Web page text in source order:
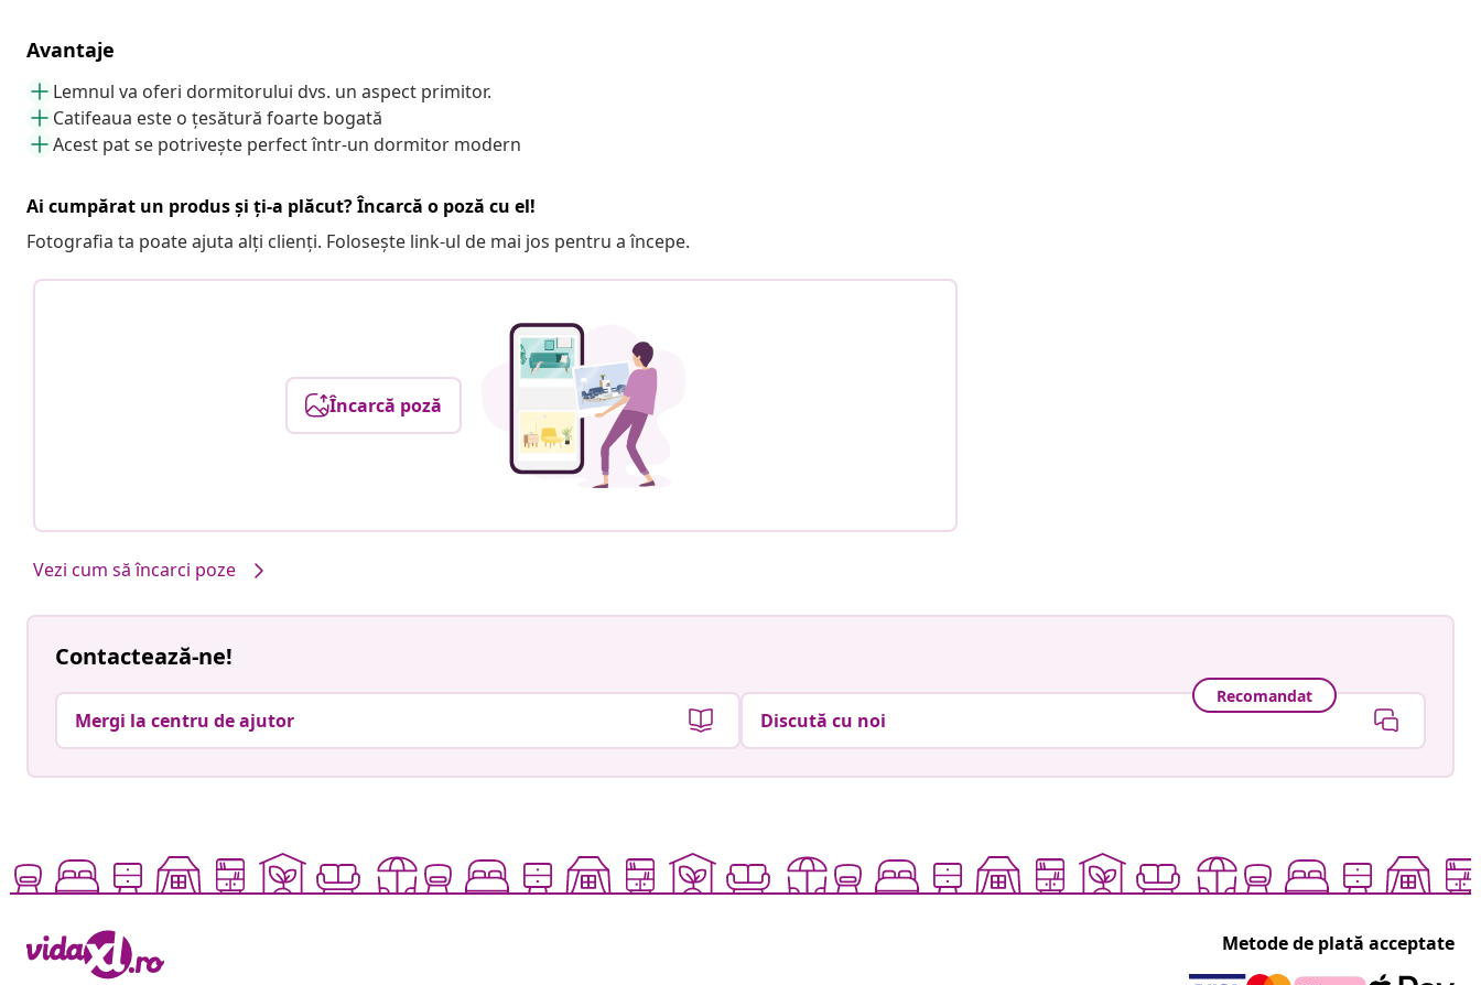
Avantaje
Lemnul va oferi dormitorului dvs. un aspect primitor.
Catifeaua este o țesătură foarte bogată
Acest pat se potrivește perfect într-un dormitor modern
Ai cumpărat un produs și ți-a plăcut? Încarcă o poză cu el!
Fotografia ta poate ajuta alți clienți. Folosește link-ul de mai jos pentru a începe.
Încarcă poză
Vezi cum să încarci poze
Contactează-ne!
Mergi la centru de ajutor
Recomandat
Discută cu noi
Metode de plată acceptate